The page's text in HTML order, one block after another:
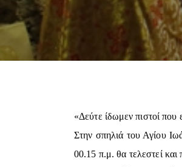
«Δεύτε ίδωμεν πιστοί που
Στην σπηλιά του Αγίου
00.15 π.μ. θα τελεστεί και